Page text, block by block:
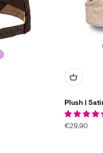
Plush |
Angebot
€29,90